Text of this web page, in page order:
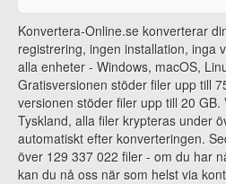
Konvertera-Online.se konverterar
registrering, ingen installation, inga
alla enheter - Windows, macOS,
Gratisversionen stöder filer upp till
versionen stöder filer upp till 20
Tyskland, alla filer krypteras under
automatiskt efter konverteringen.
över 129 337 022 filer - om du har
kan du nå oss när som helst via